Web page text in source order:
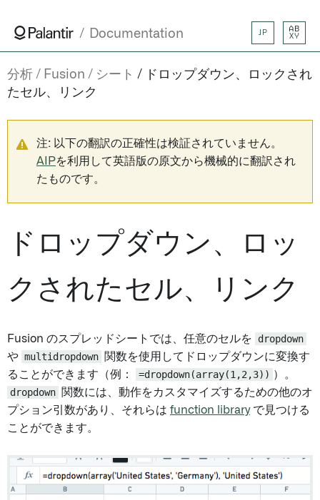
Documentation JP
AB
XY
分析 Fusion シート
ドロップダウン、ロックされ
たセル、リンク
注: 以下の翻訳の正確性は検証されていません。
AIPを利用して英語版の原文から機械的に翻訳され
たものです。
ドロップダウン、ロッ
クされたセル、リンク
Fusion のスプレッドシートでは、任意のセルを
dropdown
や multidropdown 関数を使用してドロップダウンに変換す
ることができます（例：
=dropdown(array(1,2,3)) ）。
dropdown 関数には、動作をカスタマイズするための他のオ
プション引数があり、それらは function libraryで見つける
ことができます。